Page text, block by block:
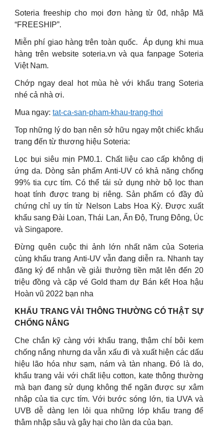
Soteria freeship cho mọi đơn hàng từ 0đ, nhập Mã
“FREESHIP”.
Miễn phí giao hàng trên toàn quốc. ️ Áp dụng khi mua
hàng trên website soteria.vn và qua fanpage Soteria
Việt Nam.
Chớp ngay deal hot mùa hè với khẩu trang Soteria
nhé cả nhà ơi.
Mua ngay: tat-ca-san-pham-khau-trang-thoi
Top những lý do bạn nên sở hữu ngay một chiếc khẩu
trang đến từ thương hiệu Soteria:
Lọc bụi siêu mịn PM0.1. Chất liệu cao cấp không dị
ứng da. Dòng sản phẩm Anti-UV có khả năng chống
99% tia cực tím. Có thể tái sử dụng nhờ bộ lọc than
hoạt tính được trang bị riêng. Sản phẩm có đầy đủ
chứng chỉ uy tín từ Nelson Labs Hoa Kỳ. Được xuất
khẩu sang Đài Loan, Thái Lan, Ấn Độ, Trung Đông, Úc
và Singapore.
Đừng quên cuộc thi ảnh lớn nhất năm của Soteria
cùng khẩu trang Anti-UV vẫn đang diễn ra. Nhanh tay
đăng ký để nhận về giải thưởng tiền mặt lên đến 20
triệu đồng và cặp vé Gold tham dự Bán kết Hoa hậu
Hoàn vũ 2022 bạn nha
KHẨU TRANG VẢI THÔNG THƯỜNG CÓ THẬT SỰ
CHỐNG NẮNG ️
Che chắn kỹ càng với khẩu trang, thậm chí bôi kem
chống nắng nhưng da vẫn xấu đi và xuất hiện các dấu
hiệu lão hóa như sạm, nám và tàn nhang. Đó là do,
khẩu trang vải với chất liệu cotton, kate thông thường
mà bạn đang sử dụng không thể ngăn được sự xâm
nhập của tia cực tím. Với bước sóng lớn, tia UVA và
UVB dễ dàng len lỏi qua những lớp khẩu trang để
thâm nhập sâu và gây hại cho làn da của bạn.